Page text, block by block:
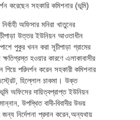
করেছেন সহকারি কমিশনার (ভূমি)
অফিসার মনিরা খাতুনের
উত্তর ইউনিয়ন আওতাধীন
পুকুর খনন করা সূচীপাড়া গ্রামের
ক্ষতিগ্রস্ত হওয়ার কারণে এলাকাবাসীর
গিয়ে পরিদর্শন করেন সহকারী কমিশনার
হিল্লোল চাকমা। উক্ত
অফিসের দায়িত্বপ্রাপ্ত ইউনিয়ন
উপস্থিত বাদী-বিবাদীর উভয়
জন্য নির্দেশনা প্রদান করেন,অন্যথায়